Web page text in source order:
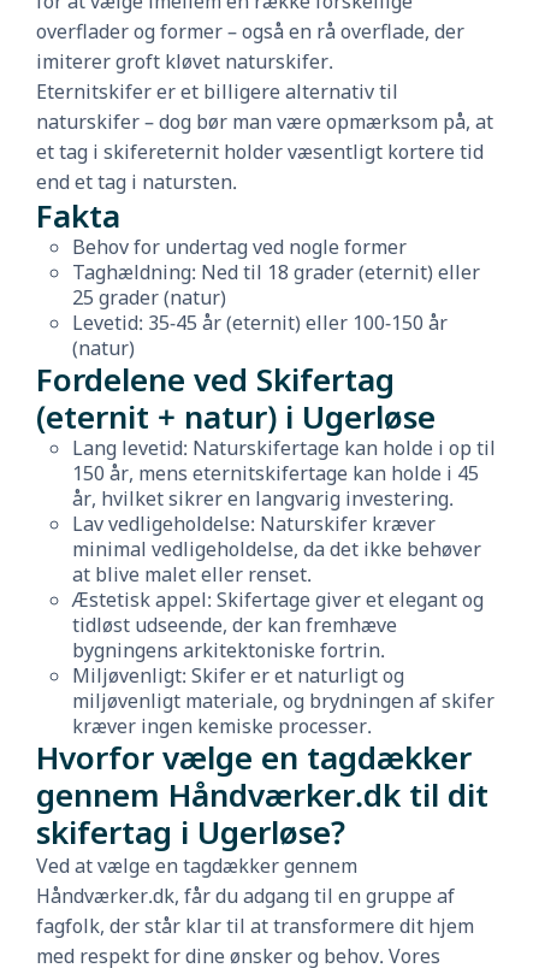
overflader og former – også en rå overflade, der
imiterer groft kløvet naturskifer.
Eternitskifer er et billigere alternativ til
naturskifer – dog bør man være opmærksom på, at
et tag i skifereternit holder væsentligt kortere tid
end et tag i natursten.
Fakta
Behov for undertag ved nogle former
Taghældning: Ned til 18 grader (eternit) eller
25 grader (natur)
Levetid: 35-45 år (eternit) eller 100-150 år
(natur)
Fordelene ved Skifertag
(eternit + natur) i Ugerløse
Lang levetid: Naturskifertage kan holde i op til
150 år, mens eternitskifertage kan holde i 45
år, hvilket sikrer en langvarig investering.
Lav vedligeholdelse: Naturskifer kræver
minimal vedligeholdelse, da det ikke behøver
at blive malet eller renset.
Æstetisk appel: Skifertage giver et elegant og
tidløst udseende, der kan fremhæve
bygningens arkitektoniske fortrin.
Miljøvenligt: Skifer er et naturligt og
miljøvenligt materiale, og brydningen af skifer
kræver ingen kemiske processer.
Hvorfor vælge en tagdækker
gennem Håndværker.dk til dit
skifertag i Ugerløse?
Ved at vælge en tagdækker gennem
Håndværker.dk, får du adgang til en gruppe af
fagfolk, der står klar til at transformere dit hjem
med respekt for dine ønsker og behov. Vores